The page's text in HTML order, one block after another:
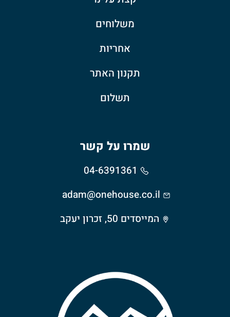
משלוחים
אחריות
תקנון האתר
תשלום
שמרו על קשר
adam@onehouse.co.il
המייסדים 50, זכרון יעקב